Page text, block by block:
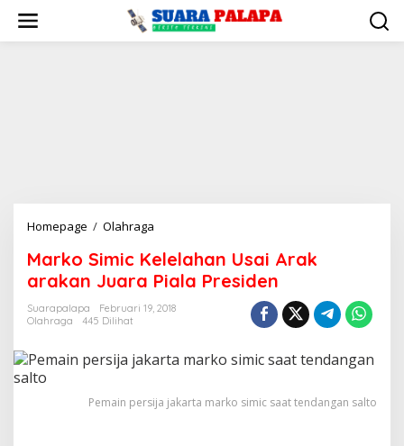
konten
Homepage / Olahraga
Kelelahan
Usai
arakan
Piala
Presiden
Marko Simic Kelelahan Usai Arak
arakan Juara Piala Presiden
Suarapalapa
Februari 19, 2018
Olahraga
445 Dilihat
Pemain persija jakarta marko simic saat tendangan salto